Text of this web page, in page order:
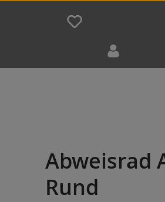
Abweisrad
Rund